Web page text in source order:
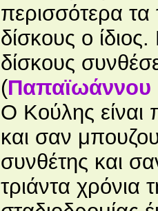
περισσότερα
δίσκους ο
δίσκους
(Παπαϊωάννου
Ο Κούλης είναι
και σαν
συνθέτης και
τριάντα χρόνια